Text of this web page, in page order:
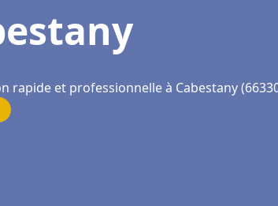
rapide et professionnelle à Cabestany